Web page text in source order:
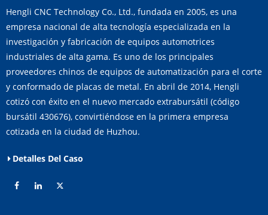
Hengli CNC Technology Co., Ltd., fundada en 2005, es una
empresa nacional de alta tecnología especializada en la
investigación y fabricación de equipos automotrices
industriales de alta gama. Es uno de los principales
proveedores chinos de equipos de automatización para el corte
y conformado de placas de metal. En abril de 2014, Hengli
cotizó con éxito en el nuevo mercado extrabursátil (código
bursátil 430676), convirtiéndose en la primera empresa
cotizada en la ciudad de Huzhou.
Detalles Del Caso